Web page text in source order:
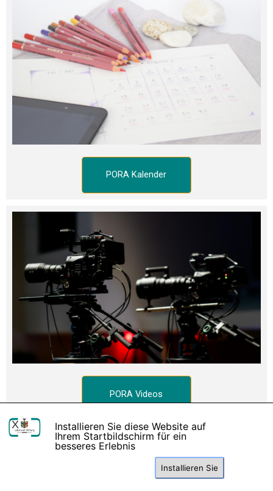
PORA Kalender
PORA Videos
Installieren Sie diese Website auf
Ihrem Startbildschirm für ein
besseres Erlebnis
Installieren Sie
X